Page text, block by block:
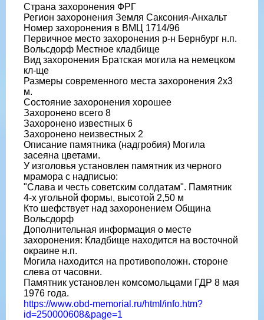
Страна захоронения ФРГ
Регион захоронения Земля Саксония-Анхальт
Номер захоронения в ВМЦ 1714/96
Первичное место захоронения р-н Бернбург н.п.
Вольсдорф Местное кладбище
Вид захоронения Братская могила на немецком
кл-ще
Размеры современного места захоронения 2х3
м.
Состояние захоронения хорошее
Захоронено всего 8
Захоронено известных 6
Захоронено неизвестных 2
Описание памятника (надгробия) Могила
засеяна цветами.
У изголовья установлен памятник из черного
мрамора с надписью:
"Слава и честь советским солдатам". Памятник
4-х угольной формы, высотой 2,50 м
Кто шефствует над захоронением Община
Вольсдорф
Дополнительная информация о месте
захоронения: Кладбище находится на восточной
окраине н.п.
Могила находится на противоположн. стороне
слева от часовни.
Памятник установлен комсомольцами ГДР 8 мая
1976 года.
https://www.obd-memorial.ru/html/info.htm?
id=250000608&page=1